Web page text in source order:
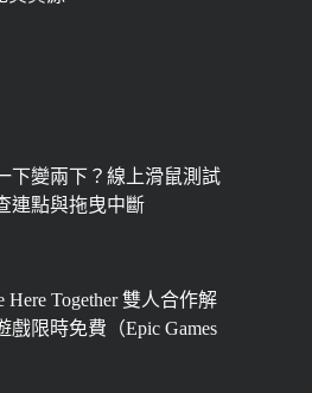
下變兩下？線上滑鼠測試
連點與拖曳中斷
Here Together 雙人合作解
戲限時免費（Epic Games